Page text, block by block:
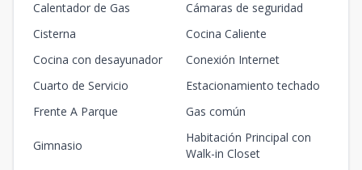
Calentador de Gas
Cámaras de seguridad
Cisterna
Cocina Caliente
Cocina con desayunador
Conexión Internet
Cuarto de Servicio
Estacionamiento techado
Frente A Parque
Gas común
Gimnasio
Habitación Principal con
Walk-in Closet